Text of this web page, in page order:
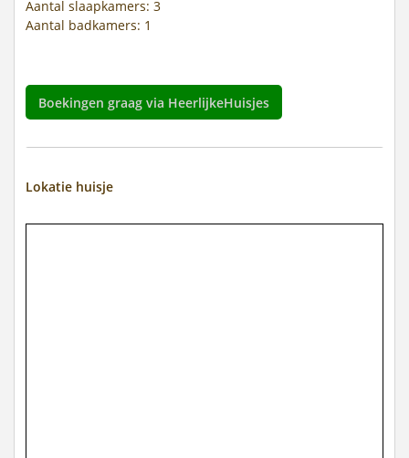
Aantal slaapkamers: 3
Aantal badkamers: 1
Boekingen graag via HeerlijkeHuisjes
Lokatie huisje